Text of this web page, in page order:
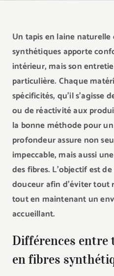
Un tapis en laine
synthétiques apporte
intérieur, mais son
particulière. Chaque
spécificités, qu’il s’agisse
ou de réactivité aux
la bonne méthode pour
profondeur assure non
impeccable, mais aussi
des fibres. L’objectif est
douceur afin d’éviter
tout en maintenant un
accueillant.
Différences entre
en fibres